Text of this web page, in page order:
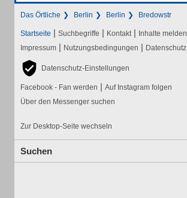
Das Örtliche Berlin Berlin Bredowstr
Startseite | Suchbegriffe | Kontakt | Inhalte melden
Impressum | Nutzungsbedingungen | Datenschutz
Datenschutz-Einstellungen
Facebook - Fan werden | Auf Instagram folgen
Über den Messenger suchen
Zur Desktop-Seite wechseln
Suchen